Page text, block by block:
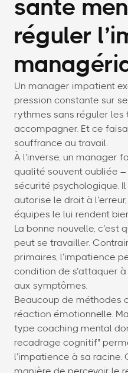
santé
réguler
Un manager impatient
pression constante sur
rythmes sans réguler les
accompagner. Et ce
souffrance au travail.
À l’inverse, un manager
qualité souvent oubliée
sécurité psychologique.
autorise le droit à
équipes le lui rendent
La bonne nouvelle, c’est
peut se travailler.
primaires, l’impatience
condition de s’attaquer
aux symptômes.
Beaucoup de méthodes
réaction émotionnelle.
type coaching mental
recadrage cognitif"
l’impatience à sa racine.